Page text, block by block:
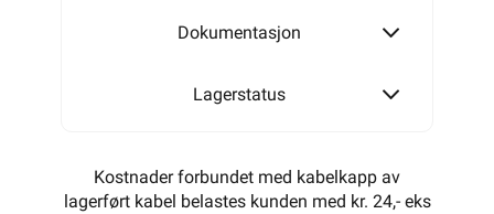
Dokumentasjon
Lagerstatus
Kostnader forbundet med kabelkapp av
lagerført kabel belastes kunden med kr. 24,- eks